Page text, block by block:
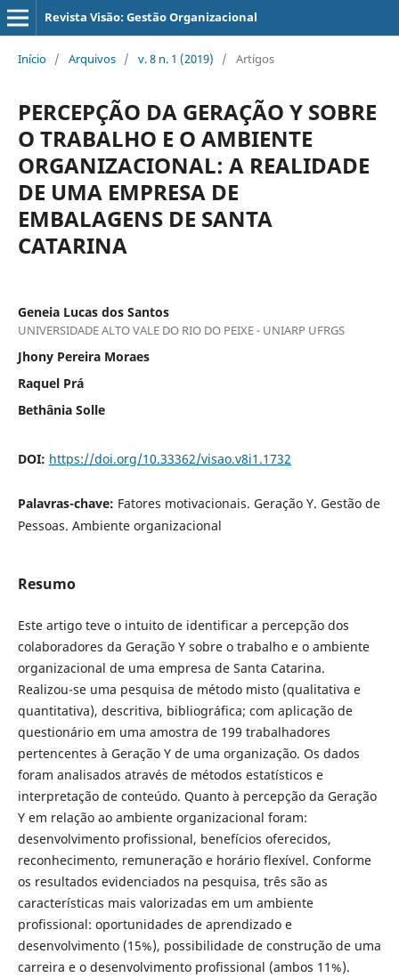
Revista Visão: Gestão Organizacional
Início / Arquivos / v. 8 n. 1 (2019) / Artigos
PERCEPÇÃO DA GERAÇÃO Y SOBRE
O TRABALHO E O AMBIENTE
ORGANIZACIONAL: A REALIDADE
DE UMA EMPRESA DE
EMBALAGENS DE SANTA
CATARINA
Geneia Lucas dos Santos
UNIVERSIDADE ALTO VALE DO RIO DO PEIXE - UNIARP UFRGS
Jhony Pereira Moraes
Raquel Prá
Bethânia Solle
DOI: https://doi.org/10.33362/visao.v8i1.1732
Palavras-chave: Fatores motivacionais. Geração Y. Gestão de
Pessoas. Ambiente organizacional
Resumo
Este artigo teve o intuito de identificar a percepção dos
colaboradores da Geração Y sobre o trabalho e o ambiente
organizacional de uma empresa de Santa Catarina.
Realizou-se uma pesquisa de método misto (qualitativa e
quantitativa), descritiva, bibliográfica; com aplicação de
questionário em uma amostra de 199 trabalhadores
pertencentes à Geração Y de uma organização. Os dados
foram analisados através de métodos estatísticos e
interpretação de conteúdo. Quanto à percepção da Geração
Y em relação ao ambiente organizacional foram:
desenvolvimento profissional, benefícios oferecidos,
reconhecimento, remuneração e horário flexível. Conforme
os resultados evidenciados na pesquisa, três são as
características mais valorizadas em um ambiente
profissional: oportunidades de aprendizado e
desenvolvimento (15%), possibilidade de construção de uma
carreira e o desenvolvimento profissional (ambos 11%).